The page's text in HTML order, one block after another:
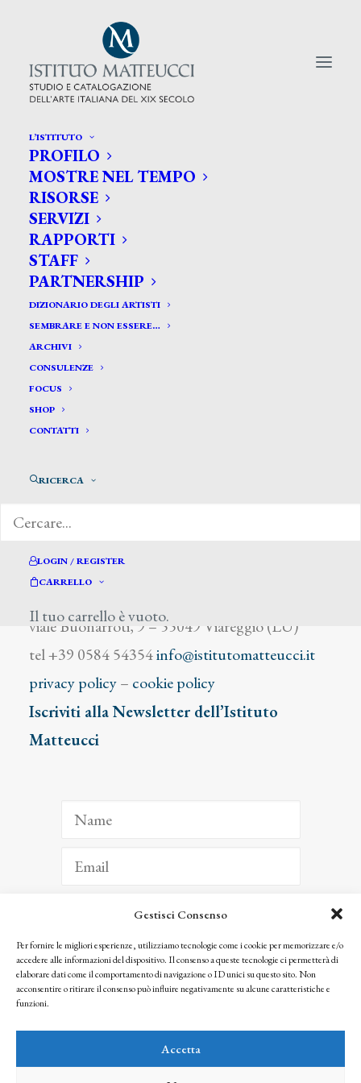
Gestisci Consenso
Per fornire le migliori esperienze, utilizziamo tecnologie come i cookie per memorizzare e/o
accedere alle informazioni del dispositivo. Il consenso a queste tecnologie ci permetterà di
elaborare dati come il comportamento di navigazione o ID unici su questo sito. Non
acconsentire o ritirare il consenso può influire negativamente su alcune caratteristiche e
funzioni.
Accetta
L’ISTITUTO
PROFILO
MOSTRE NEL TEMPO
RISORSE
SERVIZI
RAPPORTI
STAFF
PARTNERSHIP
DIZIONARIO DEGLI ARTISTI
SEMBRARE E NON ESSERE…
ARCHIVI
CONSULENZE
FOCUS
SHOP
CONTATTI
RICERCA
LOGIN / REGISTER
CARRELLO
Il tuo carrello è vuoto.
CERCA TRA GLI ARTISTI:
Search
for:
Piraino P.
viale Buonarroti, 9 – 55049 Viareggio (LU)
tel +39 0584 54354info@istitutomatteucci.it
privacy policy– cookie policy
Iscriviti alla Newsletter dell’Istituto
Matteucci
ISCRIVITI
Facendo clic per iscriverti, riconosci che le tue informazioni saranno trattate
seguendo la nostra Privacy Policy
© 2025 Istituto Matteucci. All right reserved
l’autorizzazione scritta dei proprietari dei diritti e dell’Istituto Matteucci